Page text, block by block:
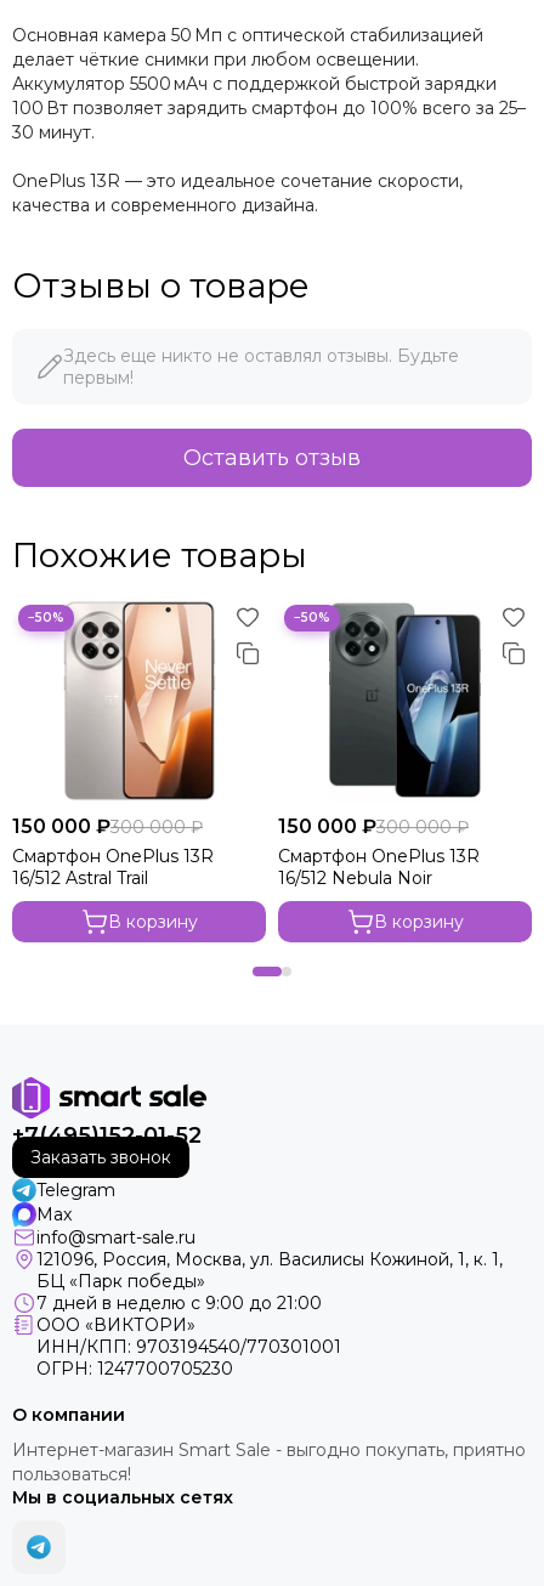
Основная камера 50 Мп с оптической стабилизацией
делает чёткие снимки при любом освещении.
Аккумулятор 5500 мАч с поддержкой быстрой зарядки
100 Вт позволяет зарядить смартфон до 100% всего за 25–
30 минут.
OnePlus 13R — это идеальное сочетание скорости,
качества и современного дизайна.
Отзывы о товаре
Здесь еще никто не оставлял отзывы. Будьте
первым!
Оставить отзыв
Похожие товары
−50%
150 000 ₽300 000 ₽
Смартфон OnePlus 13R
16/512 Astral Trail
В корзину
−50%
150 000 ₽300 000 ₽
Смартфон OnePlus 13R
16/512 Nebula Noir
В корзину
+7(495)152-01-52
Заказать звонок
Telegram
Max
info@smart-sale.ru
121096, Россия, Москва, ул. Василисы Кожиной, 1, к. 1,
БЦ «Парк победы»
7 дней в неделю с 9:00 до 21:00
ООО «ВИКТОРИ»
ИНН/КПП: 9703194540/770301001
ОГРН: 1247700705230
О компании
Интернет-магазин Smart Sale - выгодно покупать, приятно
пользоваться!
Мы в социальных сетях